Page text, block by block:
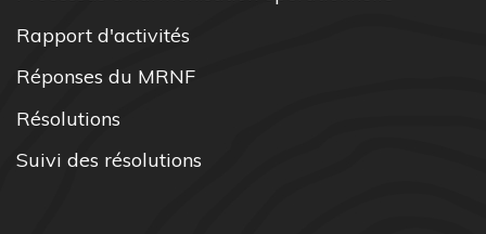
Rapport d'activités
Réponses du MRNF
Résolutions
Suivi des résolutions